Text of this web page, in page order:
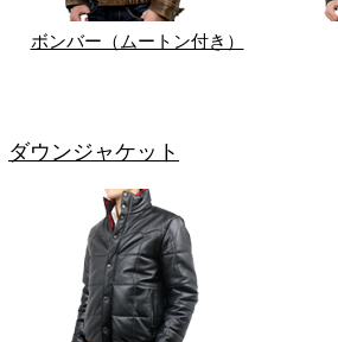
ボンバー（ムートン付き）
ダウンジャケット